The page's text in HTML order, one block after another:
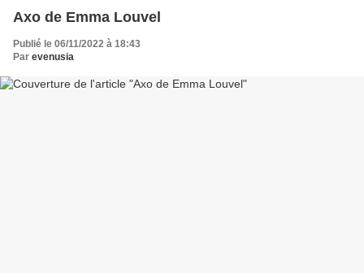
Axo de Emma Louvel
Publié le 06/11/2022 à 18:43
Par evenusia